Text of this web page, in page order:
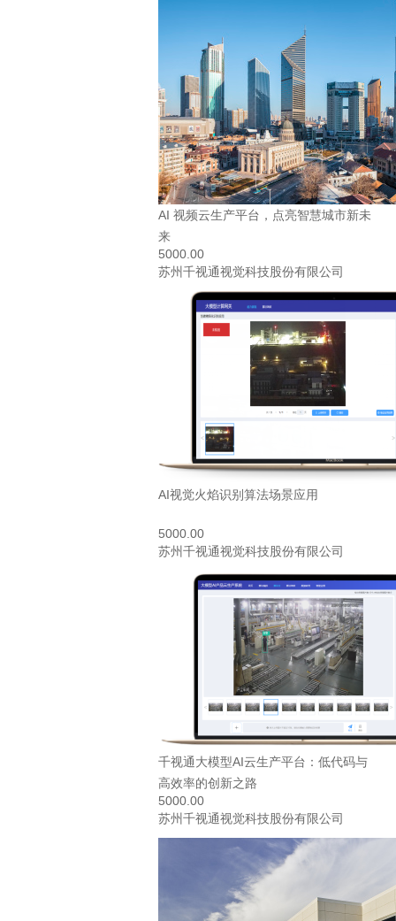
AI 视频云生产平台，点亮智慧城市新未
来
5000.00
苏州千视通视觉科技股份有限公司
AI视觉火焰识别算法场景应用
5000.00
苏州千视通视觉科技股份有限公司
千视通大模型AI云生产平台：低代码与
高效率的创新之路
5000.00
苏州千视通视觉科技股份有限公司